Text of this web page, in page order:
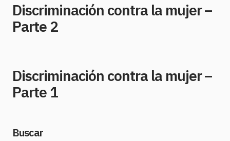
Discriminación contra la mujer –
Parte 2
Discriminación contra la mujer –
Parte 1
Buscar